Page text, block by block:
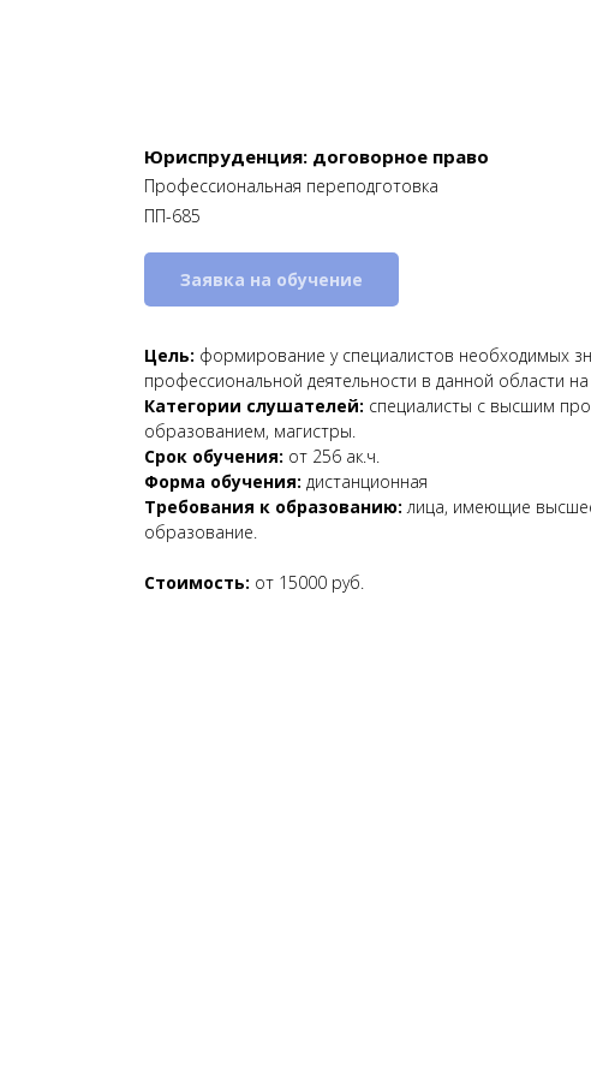
Юриспруденция: договорное право
Профессиональная переподготовка
ПП-685
Заявка на обучение
Цель: формирование у специалистов необходимых
профессиональной деятельности в данной области
Категории слушателей: специалисты с высшим
образованием, магистры.
Срок обучения: от 256 ак.ч.
Форма обучения: дистанционная
Требования к образованию:лица, имеющие
образование.
Стоимость: от 15000 руб.